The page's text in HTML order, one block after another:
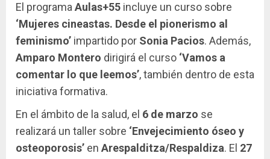
El programa Aulas+55 incluye un curso sobre
‘Mujeres cineastas. Desde el pionerismo al
feminismo’ impartido por Sonia Pacios. Además,
Amparo Montero dirigirá el curso ‘Vamos a
comentar lo que leemos’, también dentro de esta
iniciativa formativa.
En el ámbito de la salud, el 6 de marzo se
realizará un taller sobre ‘Envejecimiento óseo y
osteoporosis’ en Arespalditza/Respaldiza. El 27